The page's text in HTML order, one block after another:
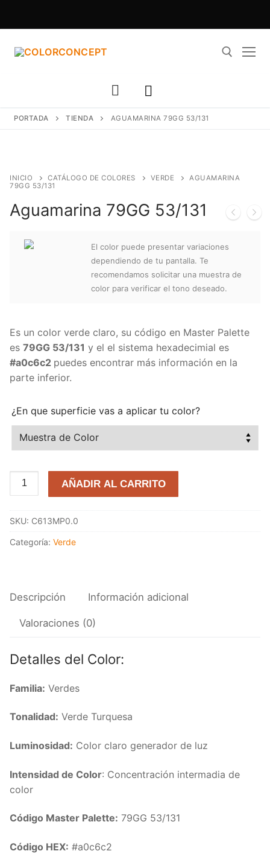
PORTADA TIENDA AGUAMARINA 79GG 53/131
INICIO CATÁLOGO DE COLORES VERDE
AGUAMARINA
79GG 53/131
Aguamarina 79GG 53/131
El color puede presentar variaciones
dependiendo de tu pantalla. Te
recomendamos solicitar una muestra de
color para verificar el tono deseado.
Es un color verde claro, su código en Master Palette
es 79GG 53/131 y el el sistema hexadecimial es
#a0c6c2 puedes encontrar más información en la
parte inferior.
¿En que superficie vas a aplicar tu color?
Aguamarina
79GG
cantidad
AÑADIR AL CARRITO
SKU: C613MP0.0
Categoría: Verde
Descripción Información adicional
Valoraciones (0)
Detalles del Color:
Familia: Verdes
Tonalidad: Verde Turquesa
Luminosidad: Color claro generador de luz
Intensidad de Color: Concentración intermadia de
color
Código Master Palette: 79GG 53/131
Código HEX: #a0c6c2